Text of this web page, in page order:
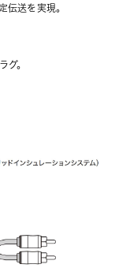
伝送を実現。
。